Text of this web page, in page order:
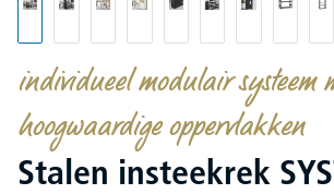
individueel modulair systeem
hoogwaardige oppervlakken
Stalen insteekrek